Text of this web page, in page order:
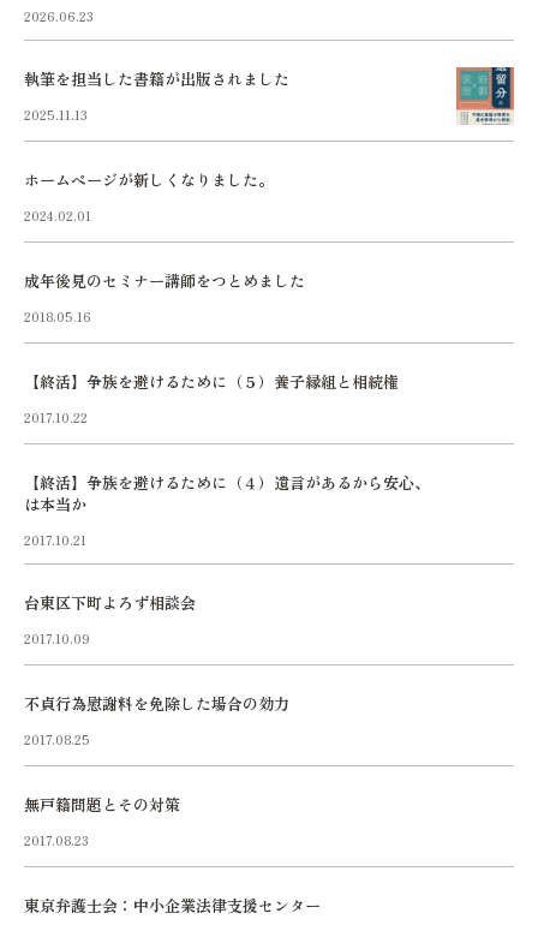
2026.06.23
執筆を担当した書籍が出版されました
2025.11.13
ホームページが新しくなりました。
2024.02.01
成年後見のセミナー講師をつとめました
2018.05.16
【終活】争族を避けるために（５）養子縁組と相続権
2017.10.22
【終活】争族を避けるために（４）遺言があるから安心、
は本当か
2017.10.21
台東区下町よろず相談会
2017.10.09
不貞行為慰謝料を免除した場合の効力
2017.08.25
無戸籍問題とその対策
2017.08.23
東京弁護士会：中小企業法律支援センター